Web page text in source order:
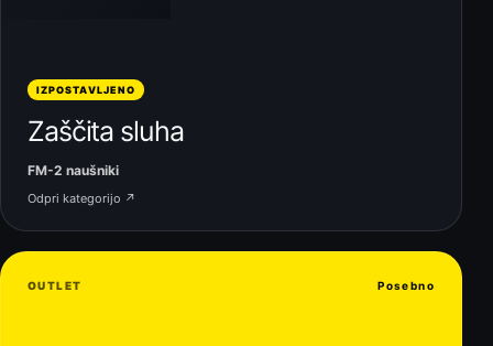
IZPOSTAVLJENO
Zaščita sluha
FM-2 naušniki
Odpri kategorijo ↗
OUTLET Posebno